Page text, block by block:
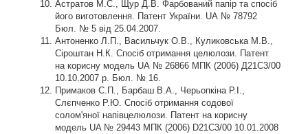
Астратов М.С., Щур Д.В. Фарбований папір та спосіб
його виготовлення. Патент України. UА № 78792
Бюл. № 5 від 25.04.2007.
Антоненко Л.П., Васильчук О.В., Куликовська М.В.,
Сіроштан Н.К. Спосіб отримання целюлози. Патент
на корисну модель UА № 26866 МПК (2006) Д21С3/00
10.10.2007 р. Бюл. № 16.
Примаков С.П., Барбаш В.А., Черьопкіна Р.І.,
Слєпченко Р.Ю. Спосіб отримання содової
солом'яної напівцелюлози. Патент на корисну
модель UA № 29443 МПК (2006) D21С3/00 10.01.2008